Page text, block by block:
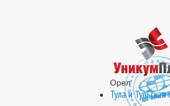
Орел
Тула и Тульская